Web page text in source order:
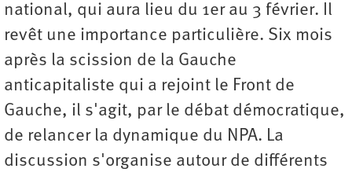
national, qui aura lieu du 1er au 3 février. Il
revêt une importance particulière. Six mois
après la scission de la Gauche
anticapitaliste qui a rejoint le Front de
Gauche, il s'agit, par le débat démocratique,
de relancer la dynamique du NPA. La
discussion s'organise autour de différents